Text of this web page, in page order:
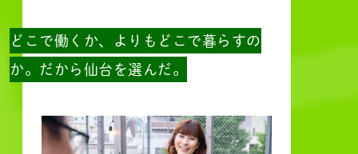
どこで働くか、よりもどこで暮らすの
か。だから仙台を選んだ。